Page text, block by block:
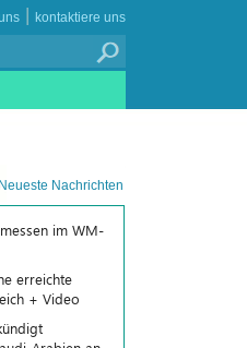
kontaktiere uns
|
Neueste Nachrichten
im WM-
erreichte
+ Video